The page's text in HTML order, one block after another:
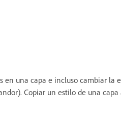
en una capa e incluso cambiar la
Copiar un estilo de una capa